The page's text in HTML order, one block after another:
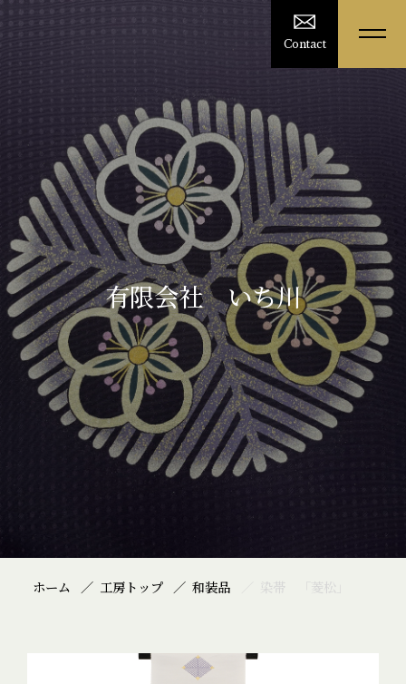
Contact
有限会社 いち川
ホーム 工房トップ 和装品 染帯 「菱松」